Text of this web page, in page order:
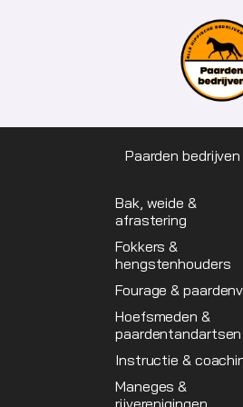
Paarden bedrijven
Bak, weide &
afrastering
Fokkers &
hengstenhouders
Fourage &
Hoefsmeden &
paardentandartsen
Instructie &
Maneges &
rijverenigingen